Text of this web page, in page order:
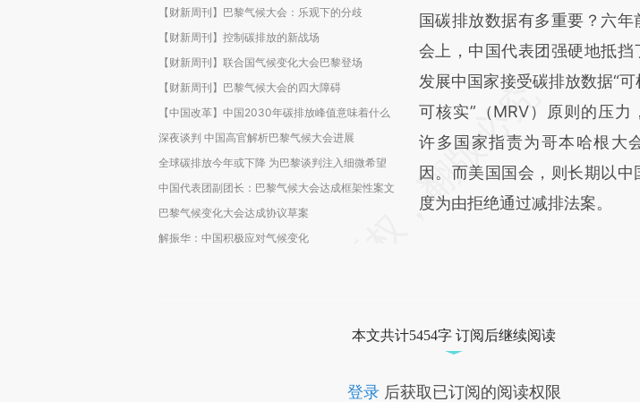
【财新周刊】巴黎气候大会：乐观下的分歧
【财新周刊】控制碳排放的新战场
【财新周刊】联合国气候变化大会巴黎登场
【财新周刊】巴黎气候大会的四大障碍
【中国改革】中国2030年碳排放峰值意味着什么
深夜谈判 中国高官解析巴黎气候大会进展
全球碳排放今年或下降 为巴黎谈判注入细微希望
中国代表团副团长：巴黎气候大会达成框架性案文
巴黎气候变化大会达成协议草案
解振华：中国积极应对气候变化
国碳排放数据有多重要？六年
会上，中国代表团强硬地抵挡
发展中国家接受碳排放数据“可
可核实”（MRV）原则的压力
许多国家指责为哥本哈根大
因。而美国国会，则长期以
度为由拒绝通过减排法案。
本文共计5454字 订阅后继续阅读
登录后获取已订阅的阅读权限